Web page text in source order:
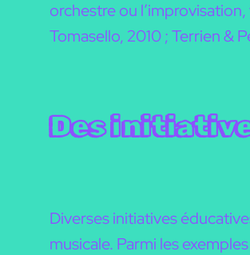
orchestre ou
Tomasello, 2010 ; Terrien &
Des
Diverses initiatives
musicale. Parmi les